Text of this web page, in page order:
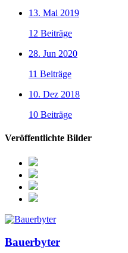
13. Mai 2019
12 Beiträge
28. Jun 2020
11 Beiträge
10. Dez 2018
10 Beiträge
Veröffentlichte Bilder
Bauerbyter